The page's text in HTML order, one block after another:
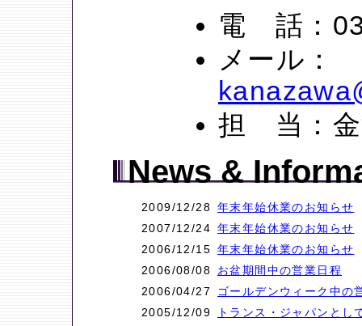
電 話：
メール：
担 当：金
News &
2009/12/28 年末年始休業のお知らせ
2007/12/24 年末年始休業のお知らせ
2006/12/15 年末年始休業のお知らせ
2006/08/08
お盆期間中の営業日程
2006/04/27
ゴールデンウィーク中の
2005/12/09
トランス・ジャパンと